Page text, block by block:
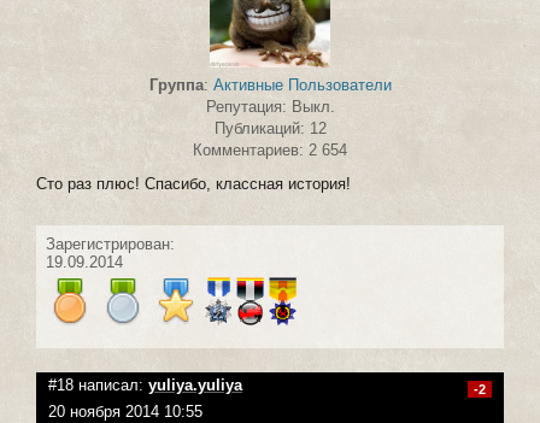
Группа: Активные Пользователи
Репутация: Выкл.
Публикаций: 12
Комментариев: 2 654
Сто раз плюс! Спасибо, классная история!
Зарегистрирован:
19.09.2014
#18 написал: yuliya.yuliya -2
20 ноября 2014 10:55